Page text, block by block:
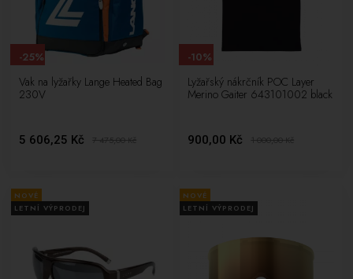
Vak na lyžařky Lange Heated Bag
230V
5 606,25 Kč 7 475,00Kč
-25%
Lyžařský nákrčník POC Layer
Merino Gaiter 643101002 black
900,00 Kč 1 000,00Kč
-10%
NOVÉ
LETNÍ VÝPRODEJ
NOVÉ
LETNÍ VÝPRODEJ